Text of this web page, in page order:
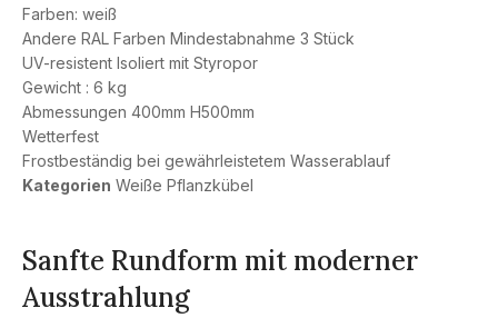
Farben: weiß
Andere RAL Farben Mindestabnahme 3 Stück
UV-resistent Isoliert mit Styropor
Gewicht : 6 kg
Abmessungen 400mm H500mm
Wetterfest
Frostbeständig bei gewährleistetem Wasserablauf
Kategorien Weiße Pflanzkübel
Sanfte Rundform mit moderner
Ausstrahlung